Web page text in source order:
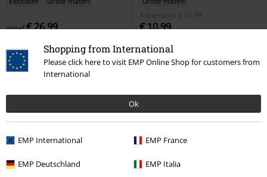
Shopping from International
Please click here to visit EMP Online Shop for customers from
International
Ok
EMP International EMP France
EMP Deutschland EMP Italia
vanaf€ 26,99
shirt
Adviesprijs
€ 24,99
€ 10,99
EMP Surprise Entertainment
Collection
T-shirt